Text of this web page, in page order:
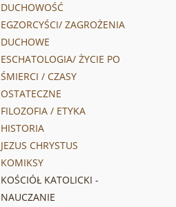
DUCHOWOŚĆ
EGZORCYŚCI/ ZAGROŻENIA
DUCHOWE
ESCHATOLOGIA/ ŻYCIE PO
ŚMIERCI / CZASY
OSTATECZNE
FILOZOFIA / ETYKA
HISTORIA
JEZUS CHRYSTUS
KOMIKSY
KOŚCIÓŁ KATOLICKI -
NAUCZANIE